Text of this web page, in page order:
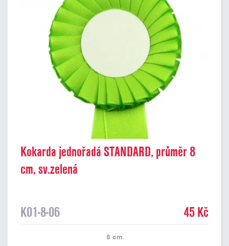
Kokarda jednořadá STANDARD, průměr 8
cm, sv.zelená
K01-8-06 45 Kč
8 cm